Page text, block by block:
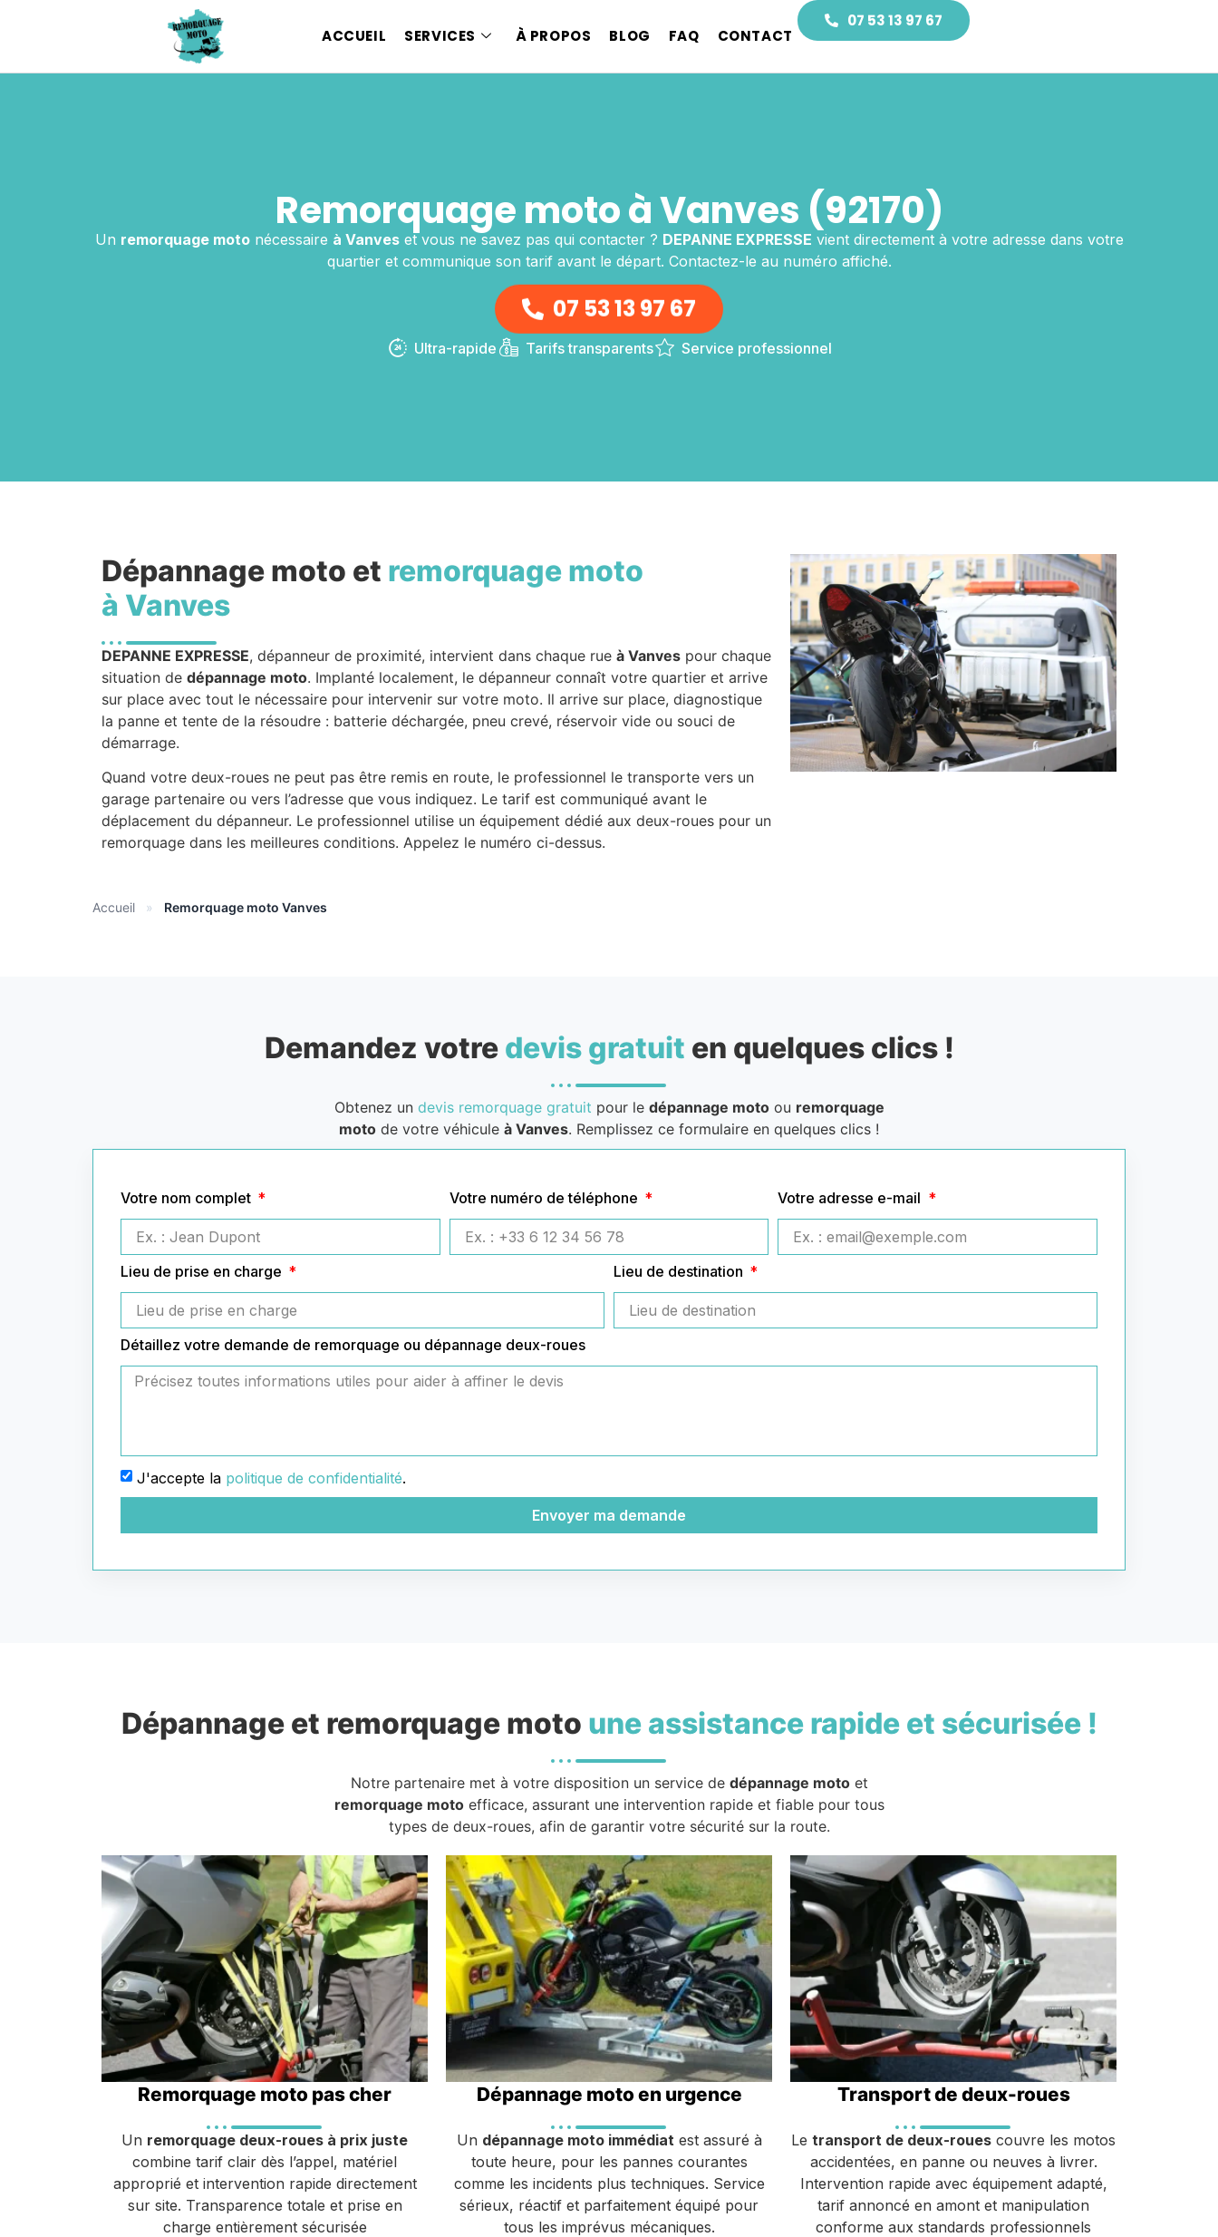
ACCUEIL SERVICES À PROPOS BLOG FAQ CONTACT
07 53 13 97 67
Remorquage moto à Vanves (92170)
Un remorquage motonécessaire à Vanveset vous ne savez pas qui contacter ? DEPANNE EXPRESSE vient directement à votre adresse dans votre
quartier et communique son tarif avant le départ. Contactez-le au numéro affiché.
07 53 13 97 67
Ultra-rapide Tarifs transparents Service professionnel
Dépannage moto et remorquage moto
à Vanves
DEPANNE EXPRESSE, dépanneur de proximité, intervient dans chaque rue à Vanves pour chaque
situation de dépannage moto. Implanté localement, le dépanneur connaît votre quartier et arrive
sur place avec tout le nécessaire pour intervenir sur votre moto. Il arrive sur place, diagnostique
la panne et tente de la résoudre : batterie déchargée, pneu crevé, réservoir vide ou souci de
démarrage.
Quand votre deux-roues ne peut pas être remis en route, le professionnel le transporte vers un
garage partenaire ou vers l’adresse que vous indiquez. Le tarif est communiqué avant le
déplacement du dépanneur. Le professionnel utilise un équipement dédié aux deux-roues pour un
remorquage dans les meilleures conditions. Appelez le numéro ci-dessus.
Accueil » Remorquage moto Vanves
Demandez votre devis gratuit en quelques clics !
Obtenez un devis remorquage gratuit pour le dépannage motoou remorquage
moto de votre véhicule à Vanves. Remplissez ce formulaire en quelques clics !
Votre nom complet Votre numéro de téléphone Votre adresse e-mail
Lieu de prise en charge Lieu de destination
Détaillez votre demande de remorquage ou dépannage deux-roues
J'accepte la politique de confidentialité.
Envoyer ma demande
Dépannage et remorquage moto une assistance rapide et sécurisée !
Notre partenaire met à votre disposition un service de dépannage motoet
remorquage motoefficace, assurant une intervention rapide et fiable pour tous
types de deux-roues, afin de garantir votre sécurité sur la route.
Remorquage moto pas cher
Un remorquage deux-roues à prix juste
combine tarif clair dès l’appel, matériel
approprié et intervention rapide directement
sur site. Transparence totale et prise en
charge entièrement sécurisée
Dépannage moto en urgence
Un dépannage moto immédiat est assuré à
toute heure, pour les pannes courantes
comme les incidents plus techniques. Service
sérieux, réactif et parfaitement équipé pour
tous les imprévus mécaniques.
Transport de deux-roues
Le transport de deux-roues couvre les motos
accidentées, en panne ou neuves à livrer.
Intervention rapide avec équipement adapté,
tarif annoncé en amont et manipulation
conforme aux standards professionnels